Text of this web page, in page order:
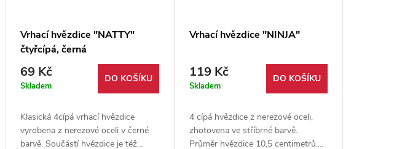
Vrhací hvězdice "NATTY"
čtyřcípá, černá
69 Kč
Skladem
DO KOŠÍKU
Klasická 4cípá vrhací hvězdice
vyrobena z nerezové oceli v černé
barvě. Součástí hvězdice je též
Vrhací hvězdice "NINJA"
119 Kč
Skladem
DO KOŠÍKU
4 cípá hvězdice z nerezové oceli,
zhotovena ve stříbrné barvě.
Průměr hvězdice 10,5 centimetrů.